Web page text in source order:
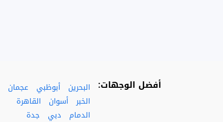
أفضل الوجهات: البحرين أبوظبي
عجمان
الخبر أسوان
القاهرة
الدمام
دبي
جدة